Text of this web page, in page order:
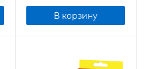
В корзину